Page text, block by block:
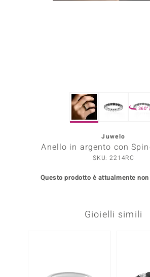
360°
Juwelo
Anello in argento con
SKU: 2214RC
Questo prodotto è attualmente
Gioielli simili